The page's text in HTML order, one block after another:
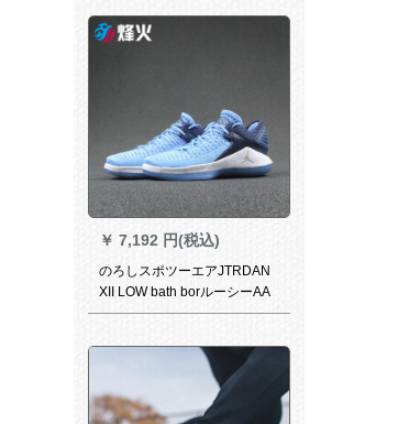
￥ 7,192 円(税込)
のろしスポツーエアJTRDAN
XII LOW bath borルーシーAA
1256-401煙台WZJ 2倉現物